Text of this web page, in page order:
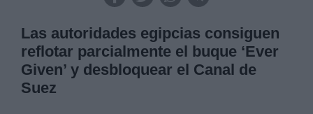
Las autoridades egipcias consiguen
reflotar parcialmente el buque ‘Ever
Given’ y desbloquear el Canal de
Suez
Legitimación:
Destinatarios: